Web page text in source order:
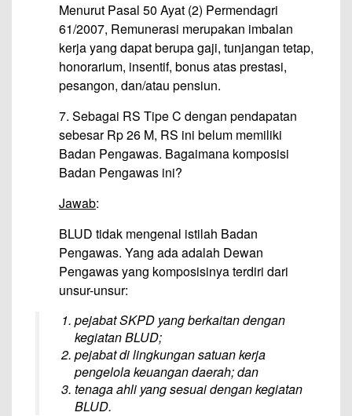
Menurut Pasal 50 Ayat (2) Permendagri
61/2007, Remunerasi merupakan imbalan
kerja yang dapat berupa gaji, tunjangan tetap,
honorarium, insentif, bonus atas prestasi,
pesangon, dan/atau pensiun.
7. Sebagai RS Tipe C dengan pendapatan
sebesar Rp 26 M, RS ini belum memiliki
Badan Pengawas. Bagaimana komposisi
Badan Pengawas ini?
Jawab:
BLUD tidak mengenal istilah Badan
Pengawas. Yang ada adalah Dewan
Pengawas yang komposisinya terdiri dari
unsur-unsur:
pejabat SKPD yang berkaitan dengan
kegiatan BLUD;
pejabat di lingkungan satuan kerja
pengelola keuangan daerah; dan
tenaga ahli yang sesuai dengan kegiatan
BLUD.